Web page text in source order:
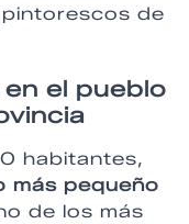
de
el pueblo
habitantes,
más pequeño
de los más